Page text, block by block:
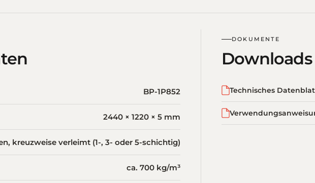
BP-1P852
2440 × 1220 × 5 mm
kreuzweise verleimt (1-, 3- oder 5-schichtig)
ca. 700 kg/m³
DOKUMENTE
Downloads
Technisches